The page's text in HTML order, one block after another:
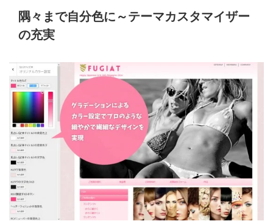
隅々まで自分色に～テーマカスタマイザー
の充実